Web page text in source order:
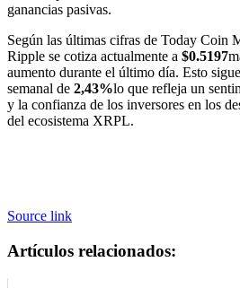
ganancias pasivas.
Según las últimas cifras de Today Coin
Ripple se cotiza actualmente a $0.5197
aumento durante el último día. Esto
semanal de 2,43%lo que refleja un
y la confianza de los inversores en los
del ecosistema XRPL.
Source link
Artículos relacionados: